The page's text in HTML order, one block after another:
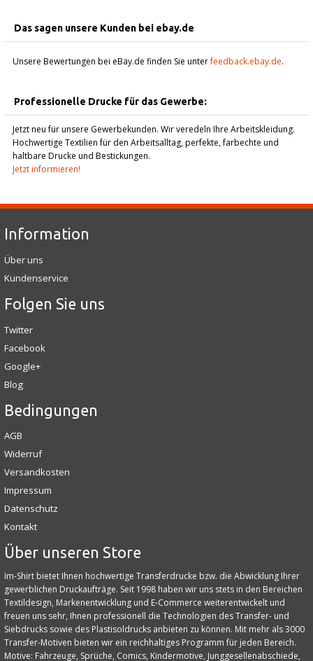
Das sagen unsere Kunden bei ebay.de
Unsere Bewertungen bei eBay.de finden Sie unterfeedback.ebay.de.
Professionelle Drucke für das Gewerbe:
Jetzt neu für unsere Gewerbekunden. Wir veredeln Ihre Arbeitskleidung.
Hochwertige Textilien für den Arbeitsalltag, perfekte, farbechte und
haltbare Drucke und Bestickungen.
Jetzt informieren!
Information
Über uns
Kundenservice
Folgen Sie uns
Twitter
Facebook
Google+
Blog
Bedingungen
AGB
Widerruf
Versandkosten
Impressum
Datenschutz
Kontakt
Über unseren Store
Im-Shirt bietet Ihnen hochwertige Transferdrucke bzw. die Abwicklung Ihrer
gewerblichen Druckaufträge. Seit 1998 haben wir uns stets in den Bereichen
Textildesign, Markenentwicklung und E‑Commerce weiterentwickelt und
freuen uns sehr, Ihnen professionell die Technologien des Transfer- und
Siebdrucks sowie des Plastisoldrucks anbieten zu können. Mit mehr als 3000
Transfer-Motiven bieten wir ein reichhaltiges Programm für jeden Bereich.
Motive: Fahrzeuge, Sprüche, Comics, Kindermotive, Junggesellenabschiede,